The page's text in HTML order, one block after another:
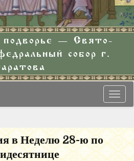
подворье — Свято-
собор г.
в Неделю 28-ю по